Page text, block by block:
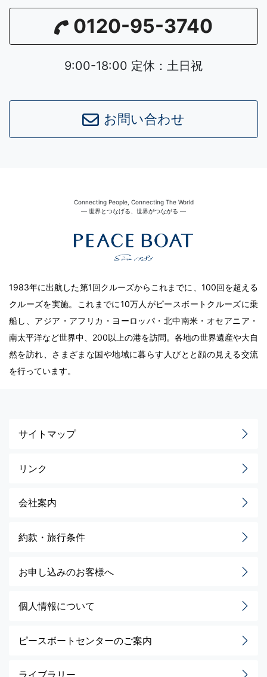
0120-95-3740
9:00-18:00 定休：土日祝
お問い合わせ
Connecting People, Connecting The World
― 世界とつなげる、世界がつながる ―
1983年に出航した第1回クルーズからこれまでに、100回を超える
クルーズを実施。これまでに10万人がピースボートクルーズに乗
船し、アジア・アフリカ・ヨーロッパ・北中南米・オセアニア・
南太平洋など世界中、200以上の港を訪問。各地の世界遺産や大自
然を訪れ、さまざまな国や地域に暮らす人びとと顔の見える交流
を行っています。
サイトマップ
リンク
会社案内
約款・旅行条件
お申し込みのお客様へ
個人情報について
ピースボートセンターのご案内